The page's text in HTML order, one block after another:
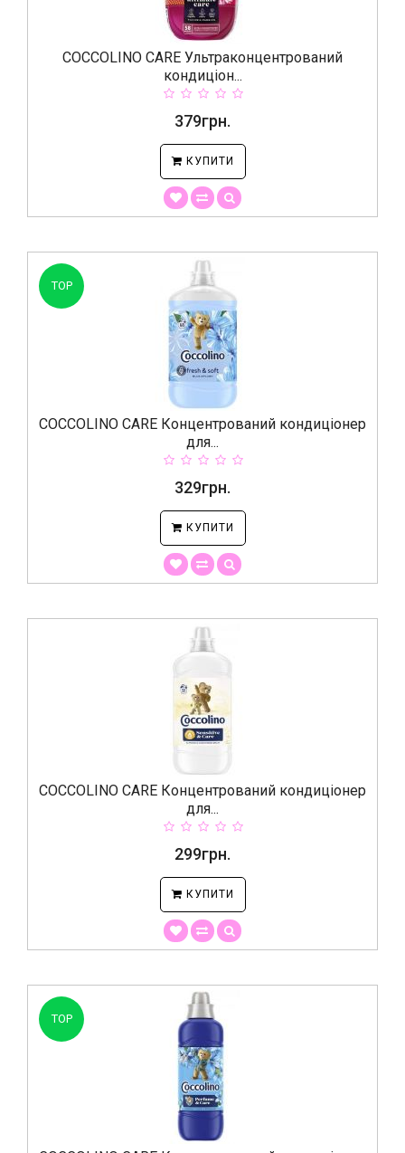
COCCOLINO CARE Ультраконцентрований
кондиціон...
379грн.
КУПИТИ
TOP
COCCOLINO CARE Концентрований кондиціонер
для...
329грн.
КУПИТИ
COCCOLINO CARE Концентрований кондиціонер
для...
299грн.
КУПИТИ
TOP